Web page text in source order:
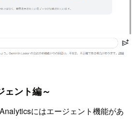
ェント編～
にはエージェント機能があ